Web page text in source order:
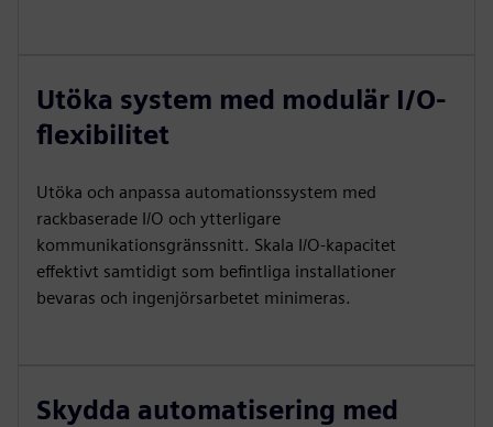
Utöka system med modulär I/O-
flexibilitet
Utöka och anpassa automationssystem med
rackbaserade I/O och ytterligare
kommunikationsgränssnitt. Skala I/O-kapacitet
effektivt samtidigt som befintliga installationer
bevaras och ingenjörsarbetet minimeras.
Skydda automatisering med